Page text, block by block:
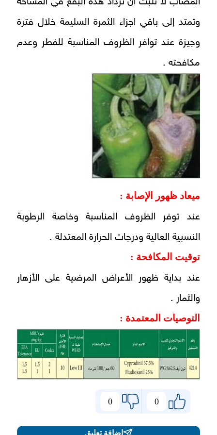
وتمتد إلى باقي اجزاء الثمرة السليمة خلال فترة
وجيزة عند توافر الظروف المناسبة للفطر وعدم
مكافحته .
ميعاد ظهور الإصابة :
عند توفر الظروف المناسبة وخاصة الرطوبة
النسبية العالية ودرجات الحرارة المعتدلة .
توقيت المكافحة :
عند بداية ظهور الأعراض المرضية على الأزهار
والثمار .
التوصيات المعتمدة :
0
0
اضافة تعليق